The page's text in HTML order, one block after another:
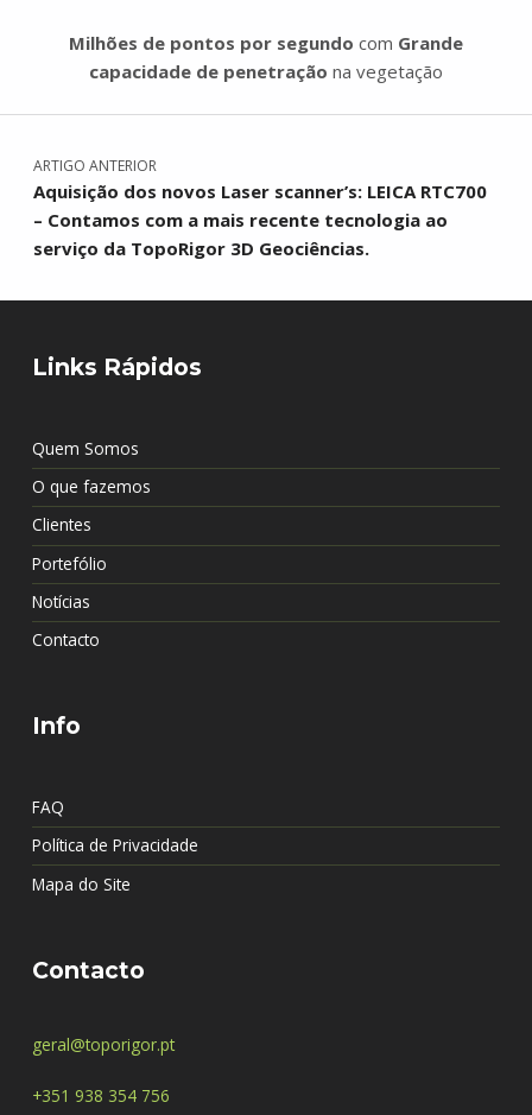
Milhões de pontos por segundo com Grande
capacidade de penetração na vegetação
Skip back to main navigation
Navegação de artigos
ARTIGO ANTERIOR
Aquisição dos novos Laser scanner’s: LEICA RTC700
– Contamos com a mais recente tecnologia ao
serviço da TopoRigor 3D Geociências.
Links Rápidos
Quem Somos
O que fazemos
Clientes
Portefólio
Notícias
Contacto
Info
FAQ
Política de Privacidade
Mapa do Site
Contacto
geral@toporigor.pt
+351 938 354 756